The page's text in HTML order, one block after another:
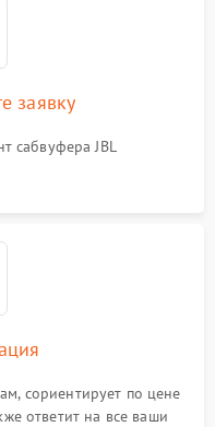
заявку
сабвуфера JBL
сориентирует по цене
ответит на все ваши